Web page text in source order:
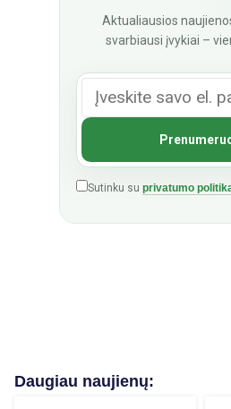
Aktualiausios
svarbiausi įvykiai –
Sutinku su privatumo
Daugiau naujienų: